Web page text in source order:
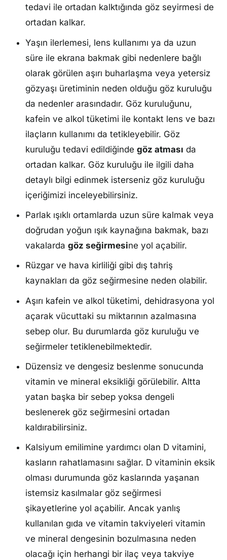
tedavi ile ortadan kalktığında göz seyirmesi de
ortadan kalkar.
Yaşın ilerlemesi, lens kullanımı ya da uzun
süre ile ekrana bakmak gibi nedenlere bağlı
olarak görülen aşırı buharlaşma veya yetersiz
gözyaşı üretiminin neden olduğu göz kuruluğu
da nedenler arasındadır. Göz kuruluğunu,
kafein ve alkol tüketimi ile kontakt lens ve bazı
ilaçların kullanımı da tetikleyebilir. Göz
kuruluğu tedavi edildiğinde göz atması da
ortadan kalkar. Göz kuruluğu ile ilgili daha
detaylı bilgi edinmek isterseniz göz kuruluğu
içeriğimizi inceleyebilirsiniz.
Parlak ışıklı ortamlarda uzun süre kalmak veya
doğrudan yoğun ışık kaynağına bakmak, bazı
vakalarda göz seğirmesine yol açabilir.
Rüzgar ve hava kirliliği gibi dış tahriş
kaynakları da göz seğirmesine neden olabilir.
Aşırı kafein ve alkol tüketimi, dehidrasyona yol
açarak vücuttaki su miktarının azalmasına
sebep olur. Bu durumlarda göz kuruluğu ve
seğirmeler tetiklenebilmektedir.
Düzensiz ve dengesiz beslenme sonucunda
vitamin ve mineral eksikliği görülebilir. Altta
yatan başka bir sebep yoksa dengeli
beslenerek göz seğirmesini ortadan
kaldırabilirsiniz.
Kalsiyum emilimine yardımcı olan D vitamini,
kasların rahatlamasını sağlar. D vitaminin eksik
olması durumunda göz kaslarında yaşanan
istemsiz kasılmalar göz seğirmesi
şikayetlerine yol açabilir. Ancak yanlış
kullanılan gıda ve vitamin takviyeleri vitamin
ve mineral dengesinin bozulmasına neden
olacağı için herhangi bir ilaç veya takviye